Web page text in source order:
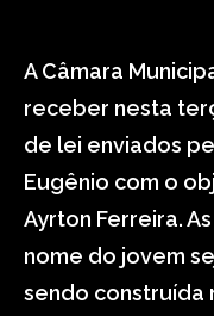
A Câmara
receber nesta
de lei enviados
Eugênio com o
Ayrton Ferreira.
nome do jovem
sendo construída